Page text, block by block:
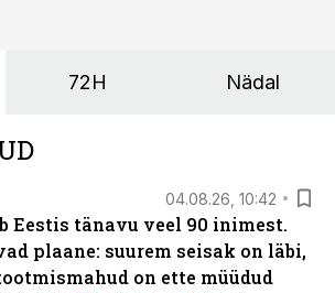
72H Nädal
04.08.26, 10:42
Eestis tänavu veel 90 inimest.
plaane: suurem seisak on läbi,
on ette müüdud